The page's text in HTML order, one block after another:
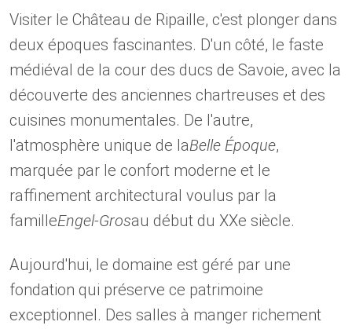
Visiter le Château de Ripaille, c'est plonger dans
deux époques fascinantes. D'un côté, le faste
médiéval de la cour des ducs de Savoie, avec la
découverte des anciennes chartreuses et des
cuisines monumentales. De l'autre,
l'atmosphère unique de laBelle Époque,
marquée par le confort moderne et le
raffinement architectural voulus par la
familleEngel-Grosau début du XXe siècle.
Aujourd'hui, le domaine est géré par une
fondation qui préserve ce patrimoine
exceptionnel. Des salles à manger richement